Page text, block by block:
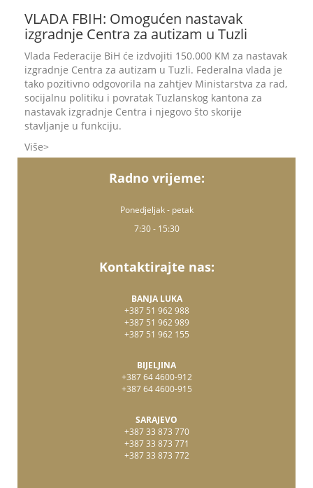
VLADA FBIH: Omogućen nastavak
izgradnje Centra za autizam u Tuzli
Vlada Federacije BiH će izdvojiti 150.000 KM za nastavak
izgradnje Centra za autizam u Tuzli. Federalna vlada je
tako pozitivno odgovorila na zahtjev Ministarstva za rad,
socijalnu politiku i povratak Tuzlanskog kantona za
nastavak izgradnje Centra i njegovo što skorije
stavljanje u funkciju.
Više
Radno vrijeme:
Ponedjeljak - petak
7:30 - 15:30
Kontaktirajte nas:
BANJA LUKA
+387 51 962 988
+387 51 962 989
+387 51 962 155
BIJELJINA
+387 64 4600-912
+387 64 4600-915
SARAJEVO
+387 33 873 770
+387 33 873 771
+387 33 873 772